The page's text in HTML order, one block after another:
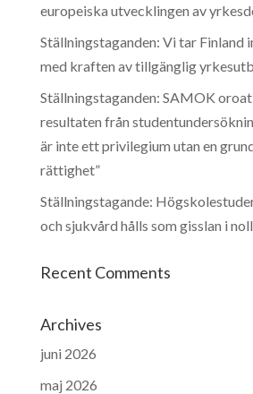
europeiska utvecklingen av
Ställningstaganden: Vi tar Finland
med kraften av tillgänglig
Ställningstaganden: SAMOK
resultaten från
är inte ett privilegium utan en
rättighet”
Ställningstagande:
och sjukvård hålls som gisslan i
Recent Comments
Archives
juni 2026
maj 2026